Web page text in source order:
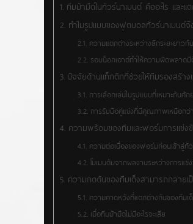
ทีมม้ามืดในทัวร์นาเมนต์ คืออะไร และแ
ทำไมรูปแบบของฟุตบอลทัวร์นาเมนต์จึ
ความแตกต่างระหว่างลีกระยะยาวกั
รอบน็อกเอาต์ทำให้ความผิดพลาดมี
ปัจจัยด้านแท็กติกที่ช่วยให้ทีมรองสร้าง
การเลือกเล่นในรูปแบบที่เหมาะกับศั
การรับมือคู่แข่งที่มีคุณภาพเหนือกว่า
ความพร้อมของทีมและฟอร์มการแข่
ความต่อเนื่องของฟอร์มก่อนเข้าสู่ทั
โมเมนตัมจากผลงานระหว่างการแข่
ความกดดันของทีมเต็งสามารถกลายเ
ความคาดหวังที่แตกต่างกันของทีมเ
เมื่อทีมม้ามืดไม่มีอะไรจะเสีย